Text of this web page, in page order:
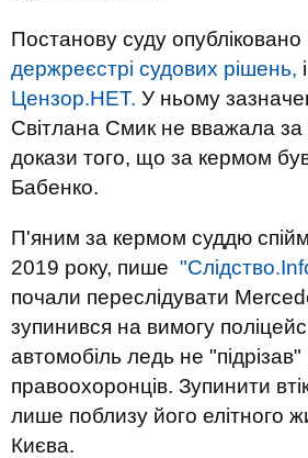
Постанову суду опубліковано
держреєстрі судових рішень,
Цензор.НЕТ. У ньому
Світлана Смик не вважала за
докази того, що за кермом
Бабенко.
П'яним за кермом суддю
2019 року, пише
почали переслідувати
зупинився на вимогу
автомобіль ледь не
правоохоронців. Зупинити
лише поблизу його елітного
Києва.